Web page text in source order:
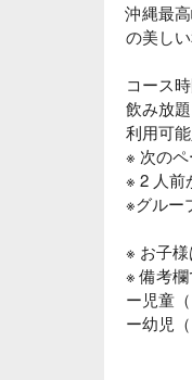
沖縄最
の美し
コース
飲み放
利用可
※ 次のペ
※ 2 人前
※グルー
※ お子様
※ 備考欄
ー児童
ー幼児